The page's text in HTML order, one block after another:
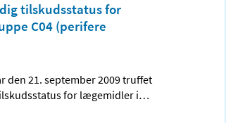
tilskudsstatus for
C04 (perifere
den 21. september 2009 truffet
for lægemidler i…